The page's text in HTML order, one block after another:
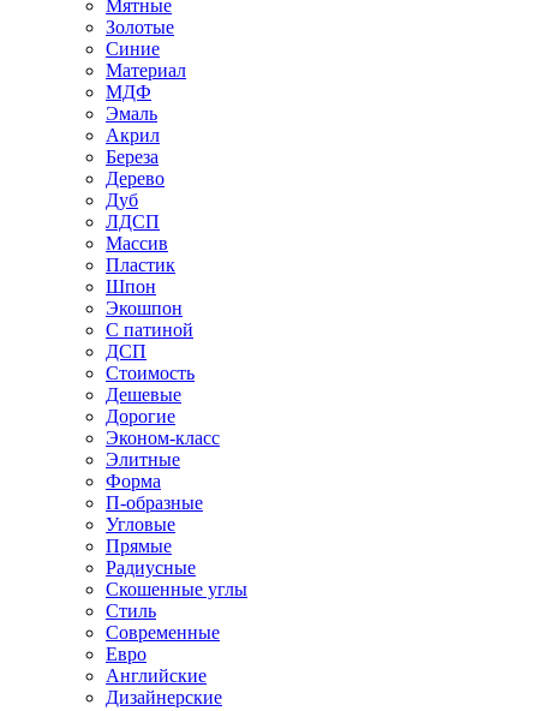
Мятные
Золотые
Синие
Материал
МДФ
Эмаль
Акрил
Береза
Дерево
Дуб
ЛДСП
Массив
Пластик
Шпон
Экошпон
С патиной
ДСП
Стоимость
Дешевые
Дорогие
Эконом-класс
Элитные
Форма
П-образные
Угловые
Прямые
Радиусные
Скошенные углы
Стиль
Современные
Евро
Английские
Дизайнерские